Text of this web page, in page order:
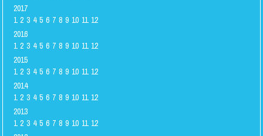
2017
1 2 3 4 5 6 7 8 9 10 11 12
2016
1 2 3 4 5 6 7 8 9 10 11 12
2015
1 2 3 4 5 6 7 8 9 10 11 12
2014
1 2 3 4 5 6 7 8 9 10 11 12
2013
1 2 3 4 5 6 7 8 9 10 11 12